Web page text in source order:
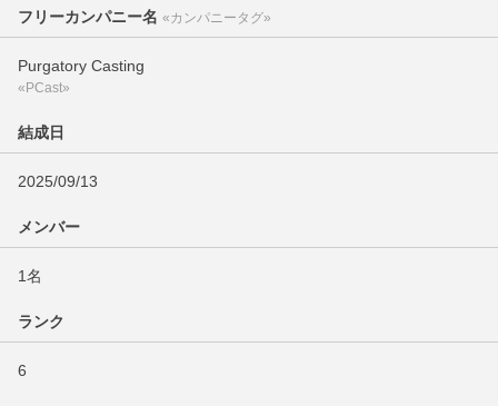
フリーカンパニー名 «カンパニータグ»
Purgatory Casting
«PCast»
結成日
2025/09/13
メンバー
1名
ランク
6